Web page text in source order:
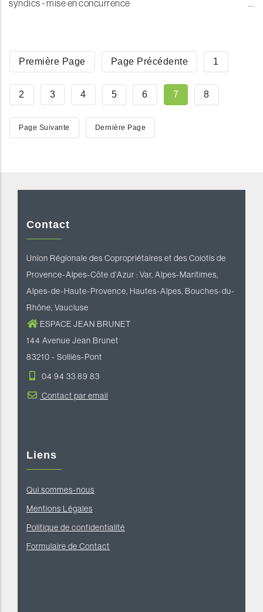
syndics - mise en concurrence
Pagination
Première
Première Page
Page
Page Précédente Page
1
Page
2 Page
3 Page
4 Page
5 Page
6
Page
7 Page
8
Page
Page Suivante Dernière
Dernière Page
Contact
Union Régionale des Copropriétaires et des Colotis de
Provence-Alpes-Côte d'Azur : Var, Alpes-Maritimes,
Alpes-de-Haute-Provence, Hautes-Alpes, Bouches-du-
Rhône, Vaucluse
ESPACE JEAN BRUNET
144 Avenue Jean Brunet
83210 - Solliès-Pont
04 94 33 89 83
Contact par email
reddit downloader Coloriage à Imprimer
Liens
Qui sommes-nous
Mentions Légales
Politique de confidentialité
Formulaire de Contact